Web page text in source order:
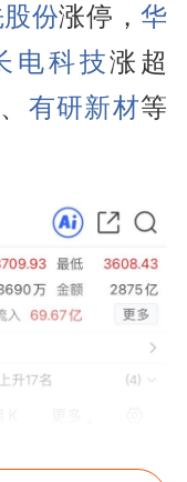
份涨停，华
电科技涨超
、 有研新材等